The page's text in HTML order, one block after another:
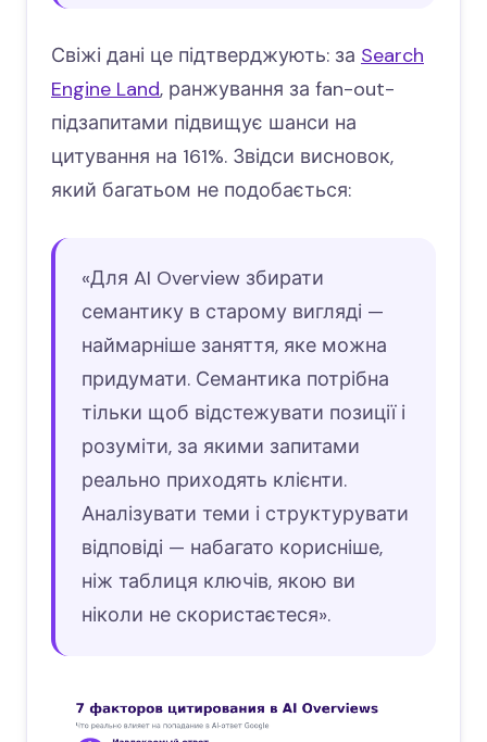
Свіжі дані це підтверджують: за Search
Engine Land, ранжування за fan-out-
підзапитами підвищує шанси на
цитування на 161%. Звідси висновок,
який багатьом не подобається:
«Для AI Overview збирати
семантику в старому вигляді —
наймарніше заняття, яке можна
придумати. Семантика потрібна
тільки щоб відстежувати позиції і
розуміти, за якими запитами
реально приходять клієнти.
Аналізувати теми і структурувати
відповіді — набагато корисніше,
ніж таблиця ключів, якою ви
ніколи не скористаєтеся».